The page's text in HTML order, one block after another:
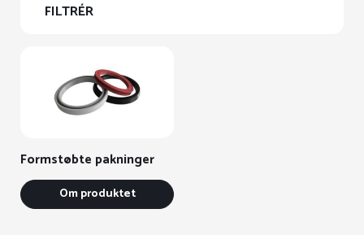
FILTRÉR
Formstøbte pakninger
Om produktet